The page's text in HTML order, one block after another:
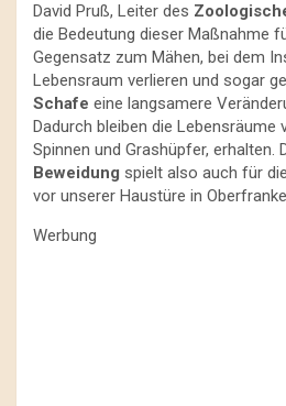
David Pruß, Leiter des
die Bedeutung dieser Maßnahme
Gegensatz zum Mähen, bei dem
Lebensraum verlieren und sogar
Schafe eine langsamere
Dadurch bleiben die Lebensräume
Spinnen und Grashüpfer, erhalten.
Beweidung spielt also auch für die
vor unserer Haustüre in
Werbung